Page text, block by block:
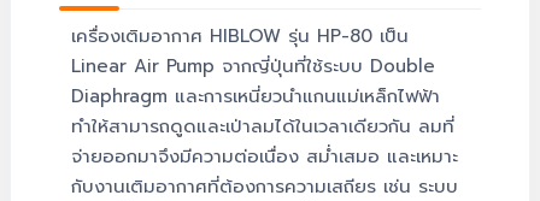
เครื่องเติมอากาศ HIBLOW รุ่น HP-80 เป็น
Linear Air Pump จากญี่ปุ่นที่ใช้ระบบ Double
Diaphragm และการเหนี่ยวนำแกนแม่เหล็กไฟฟ้า
ทำให้สามารถดูดและเป่าลมได้ในเวลาเดียวกัน ลมที่
จ่ายออกมาจึงมีความต่อเนื่อง สม่ำเสมอ และเหมาะ
กับงานเติมอากาศที่ต้องการความเสถียร เช่น ระบบ